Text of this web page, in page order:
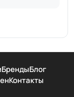
БрендыБлог
Контакты